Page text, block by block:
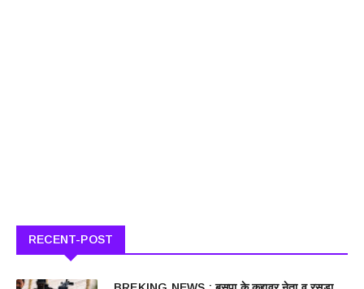
RECENT-POST